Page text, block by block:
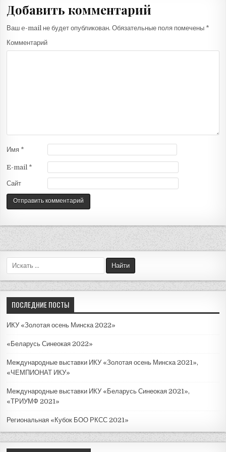
и
а
з
а
и
с
я
м
Добавить комментарий
Ваш e-mail не будет опубликован. Обязательные поля помечены *
Комментарий
Имя *
E-mail *
Сайт
о
и
с
д
л
:
ПОСЛЕДНИЕ ПОСТЫ
ИКУ «Золотая осень Минска 2022»
«Беларусь Синеокая 2022»
Международные выставки ИКУ «Золотая осень Минска 2021»,
«ЧЕМПИОНАТ ИКУ»
Международные выставки ИКУ «Беларусь Синеокая 2021»,
«ТРИУМФ 2021»
Региональная «Кубок БОО РКСС 2021»